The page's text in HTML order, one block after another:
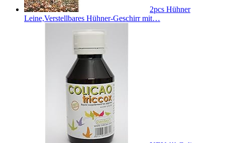
2pcs Hühner
Leine,Verstellbares Hühner-Geschirr mit…